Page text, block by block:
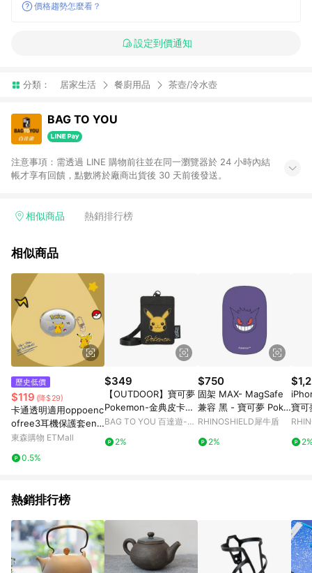
價格趨勢怎麼看？
設定到價通知
分類： 居家生活 餐廚用品 茶壺/冷水壺
BAG TO YOU
注意事項：需透過 LINE 購物前往並在同一瀏覽器於 24 小時內結
帳才享有回饋，點數將於廠商出貨後 30 天前後發送。
相似商品 熱銷排行榜
相似商品
歷史低價
$119 (降$29)
卡通透明適用oppoenc
ofree3耳機保護套enc
o free3真無線藍牙耳
款盒子可愛
東森購物 ETMall
0.5%
$349
【OUTDOOR】寶可夢
Pokemon-金典皮卡丘
票卡證件套-黑色 ODG
BAG TO YOU 百達遊-蝦
2%
$750
固架 MAX- MagSafe
兼容 黑 - 寶可夢 Poke
mon - 大臉系列-耿鬼
RHINOSHIELD犀牛盾
2%
寶
鬥
熱銷排行榜